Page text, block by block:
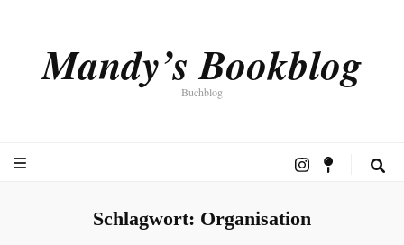
Mandy’s Bookblog
Buchblog
Schlagwort: Organisation